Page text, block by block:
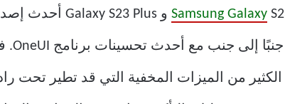
Samsung Galaxy
الكثير من الميزات المخفية التي قد تطير